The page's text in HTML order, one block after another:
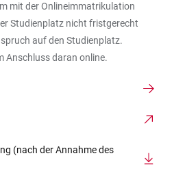
mit der Onlineimmatrikulation
Studienplatz nicht fristgerecht
auf den Studienplatz.
Anschluss daran online.
(nach der Annahme des